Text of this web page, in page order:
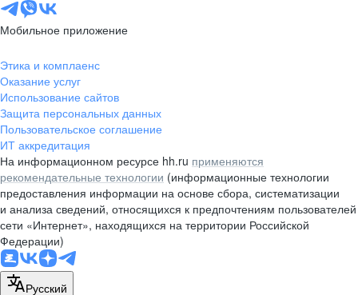
Мобильное приложение
Этика и комплаенс
Оказание услуг
Использование сайтов
Защита персональных данных
Пользовательское соглашение
ИТ аккредитация
На информационном ресурсе hh.ru применяются
рекомендательные технологии (информационные технологии
предоставления информации на основе сбора, систематизации
и анализа сведений, относящихся к предпочтениям пользователей
сети «Интернет», находящихся на территории Российской
Федерации)
Русский